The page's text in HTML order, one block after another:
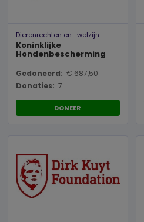
Dierenrechten en -welzijn
Koninklijke
Hondenbescherming
Gedoneerd: € 687,50
Donaties: 7
DONEER